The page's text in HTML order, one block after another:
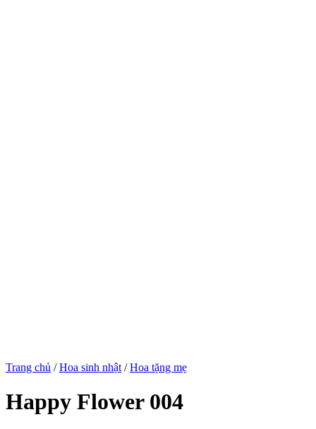
Trang chủ / Hoa sinh nhật / Hoa tặng mẹ
Happy Flower 004